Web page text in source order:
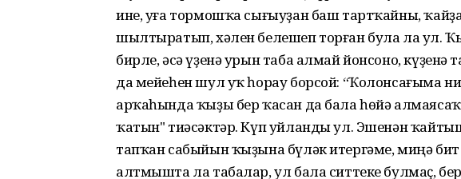
ине, уға тормошҡа сығыуҙан баш тартҡайны,
шылтыратып, хәлен белешеп торған була ла ул.
бирле, әсә үҙенә урын таба алмай йонсоно,
да мейеһен шул уҡ һорау борсой: “Ҡолонсағыма
арҡаһында ҡыҙы бер ҡасан да бала һөйә
ҡатын" тиәсәктәр. Күп уйланды ул. Эшенән
тапҡан сабыйын ҡыҙына бүләк итергәме, миңә
алтмышта ла табалар, ул бала ситтеке булмаҫ,